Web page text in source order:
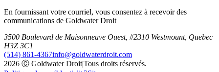
En fournissant votre courriel, vous consentez à recevoir des
communications de Goldwater Droit
3500 Boulevard de Maisonneuve Ouest, #2310 Westmount, Quebec
H3Z 3C1
(514) 861-4367info@goldwaterdroit.com
2026 Ⓒ Goldwater Droit|Tous droits réservés.